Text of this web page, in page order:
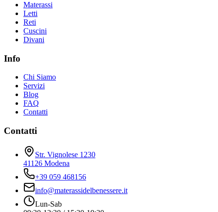
Materassi
Letti
Reti
Cuscini
Divani
Info
Chi Siamo
Servizi
Blog
FAQ
Contatti
Contatti
Str. Vignolese 1230
41126 Modena
+39 059 468156
info@materassidelbenessere.it
Lun-Sab